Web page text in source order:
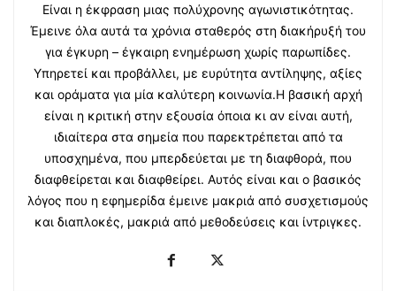
Είναι η έκφραση μιας πολύχρονης αγωνιστικότητας.
Έμεινε όλα αυτά τα χρόνια σταθερός στη διακήρυξή του
για έγκυρη – έγκαιρη ενημέρωση χωρίς παρωπίδες.
Υπηρετεί και προβάλλει, με ευρύτητα αντίληψης, αξίες
και οράματα για μία καλύτερη κοινωνία.Η βασική αρχή
είναι η κριτική στην εξουσία όποια κι αν είναι αυτή,
ιδιαίτερα στα σημεία που παρεκτρέπεται από τα
υποσχημένα, που μπερδεύεται με τη διαφθορά, που
διαφθείρεται και διαφθείρει. Αυτός είναι και ο βασικός
λόγος που η εφημερίδα έμεινε μακριά από συσχετισμούς
και διαπλοκές, μακριά από μεθοδεύσεις και ίντριγκες.